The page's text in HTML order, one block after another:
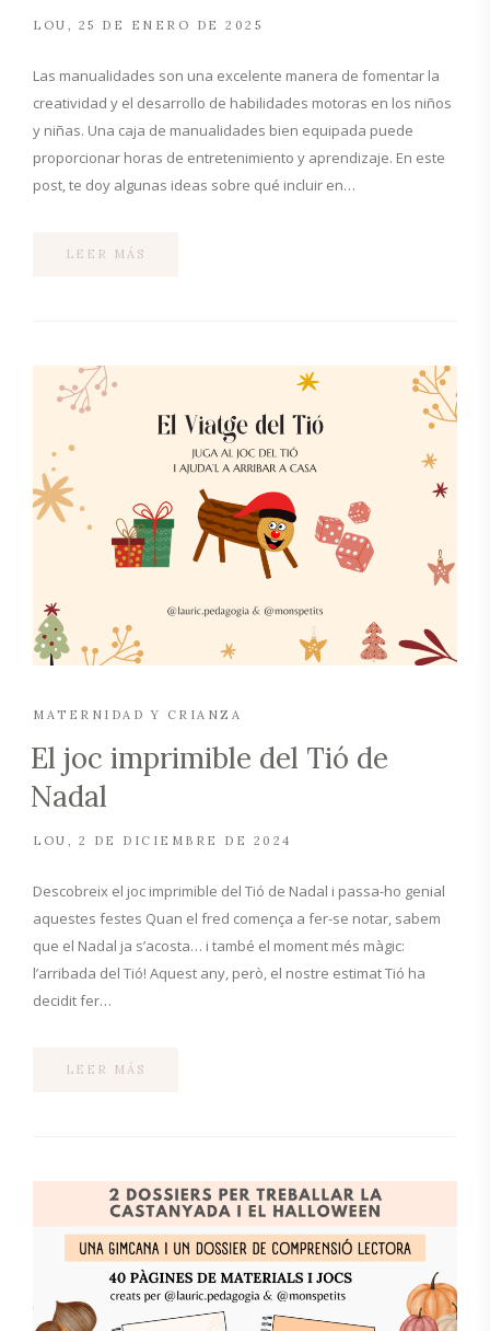
LOU 25 DE ENERO DE 2025
Las manualidades son una excelente manera de fomentar la
creatividad y el desarrollo de habilidades motoras en los niños
y niñas. Una caja de manualidades bien equipada puede
proporcionar horas de entretenimiento y aprendizaje. En este
post, te doy algunas ideas sobre qué incluir en…
LEER MÁS
MATERNIDAD Y CRIANZA
El joc imprimible del Tió de
Nadal
LOU 2 DE DICIEMBRE DE 2024
Descobreix el joc imprimible del Tió de Nadal i passa-ho genial
aquestes festes Quan el fred comença a fer-se notar, sabem
que el Nadal ja s’acosta… i també el moment més màgic:
l’arribada del Tió! Aquest any, però, el nostre estimat Tió ha
decidit fer…
LEER MÁS